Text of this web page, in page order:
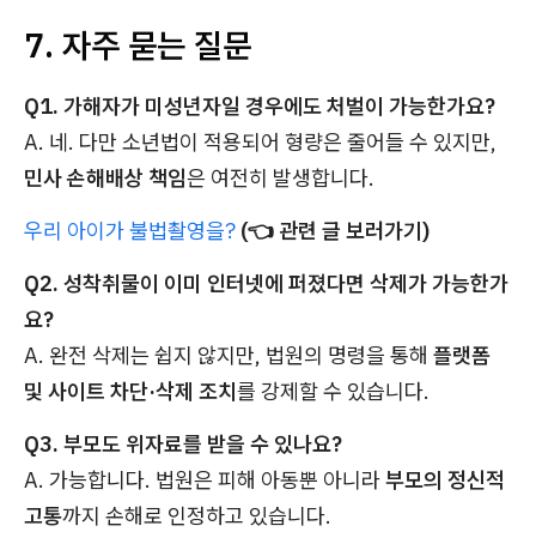
7. 자주 묻는 질문
Q1. 가해자가 미성년자일 경우에도 처벌이 가능한가요?
A. 네. 다만 소년법이 적용되어 형량은 줄어들 수 있지만,
민사 손해배상 책임은 여전히 발생합니다.
우리 아이가 불법촬영을? (👈 관련 글 보러가기)
Q2. 성착취물이 이미 인터넷에 퍼졌다면 삭제가 가능한가
요?
A. 완전 삭제는 쉽지 않지만, 법원의 명령을 통해 플랫폼
및 사이트 차단·삭제 조치를 강제할 수 있습니다.
Q3. 부모도 위자료를 받을 수 있나요?
A. 가능합니다. 법원은 피해 아동뿐 아니라부모의 정신적
고통까지 손해로 인정하고 있습니다.